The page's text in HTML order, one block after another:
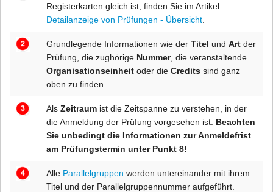
Registerkarten gleich ist, finden Sie im Artikel
Detailanzeige von Prüfungen - Übersicht
Grundlegende Informationen wie der Titel und Art der
Prüfung, die zughörige Nummer, die veranstaltende
Organisationseinheit oder die Credits sind ganz
oben zu finden.
Als Zeitraum ist die Zeitspanne zu verstehen, in der
die Anmeldung der Prüfung vorgesehen ist. Beachten
Sie unbedingt die Informationen zur Anmeldefrist
am Prüfungstermin unter Punkt 8!
Alle Parallelgruppen werden untereinander mit ihrem
Titel und der Parallelgruppennummer aufgeführt.